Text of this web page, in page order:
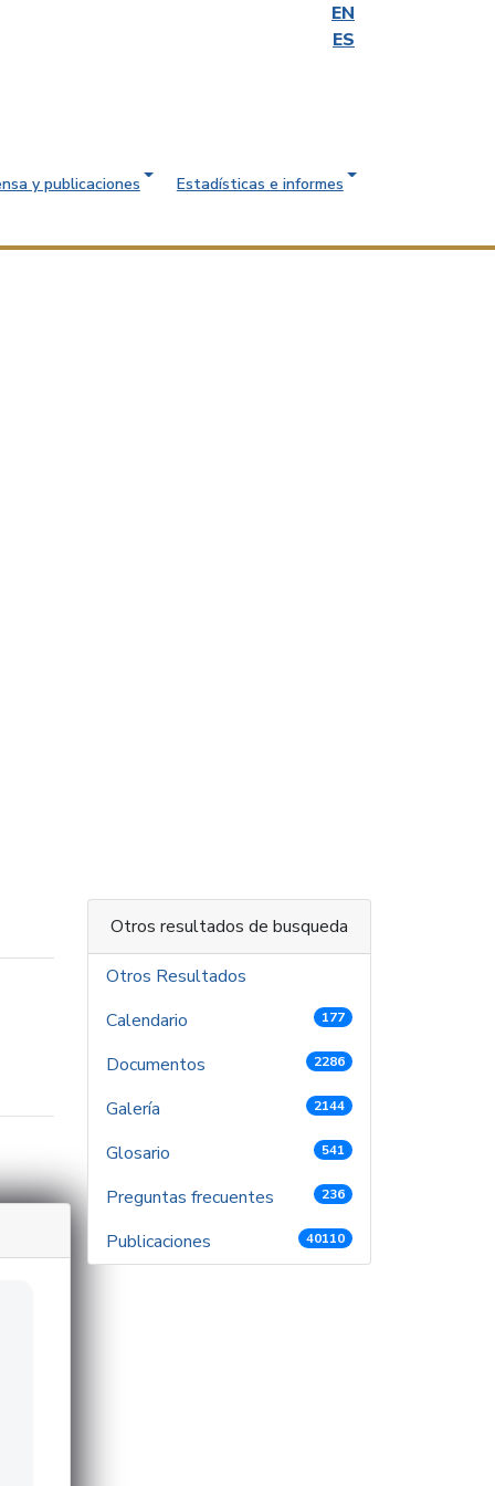
EN
ES
y publicaciones Estadísticas e informes
Otros resultados de busqueda
Otros Resultados
Calendario
177
Documentos 2286
Galería 2144
Glosario 541
Preguntas frecuentes 236
Publicaciones 40110